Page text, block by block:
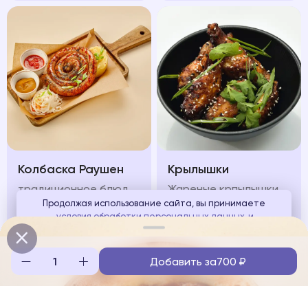
Колбаска Раушен
650₽
Крылышки
580₽
Продолжая использование сайта, вы принимаете
условия обработки персональных данныхи
соглашаетесь с использованием аналитических файлов
cookies
Понятно
Добавить за700 ₽